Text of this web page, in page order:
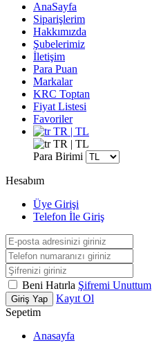
AnaSayfa
Siparişlerim
Hakkımızda
Şubelerimiz
İletişim
Para Puan
Markalar
KRC Toptan
Fiyat Listesi
Favoriler
TR | TL
TR | TL
Para Birimi
Hesabım
Üye Girişi
Telefon İle Giriş
Beni Hatırla Şifremi Unuttum
Giriş Yap
Kayıt Ol
Sepetim
Anasayfa